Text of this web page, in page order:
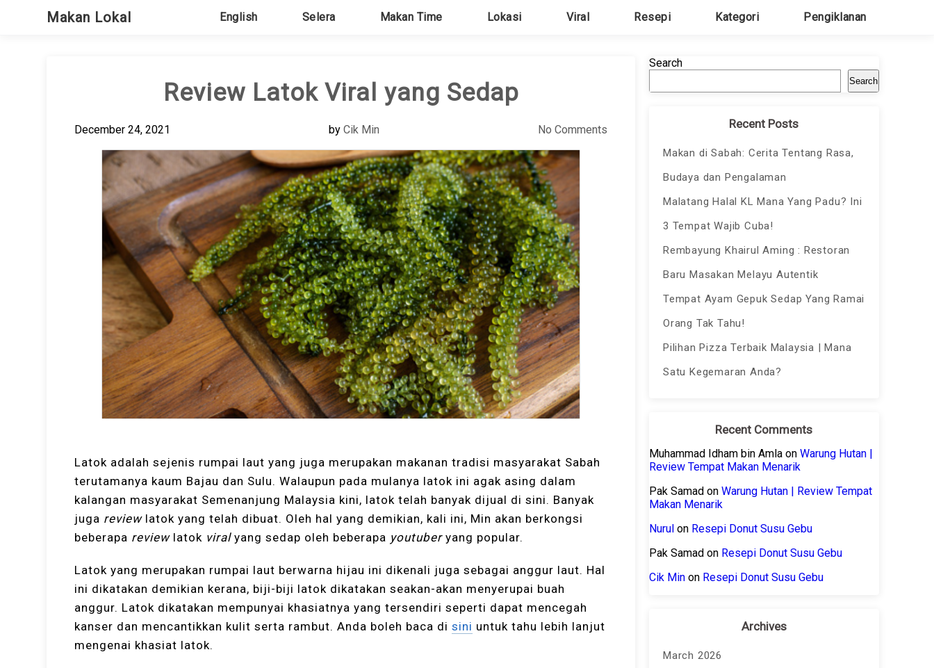
Makan Lokal English Selera Makan Time Lokasi Viral Resepi Kategori Pengiklanan
Review Latok Viral yang Sedap
December 24, 2021 byCik Min No Comments
Latok adalah sejenis rumpai laut yang juga merupakan makanan tradisi masyarakat Sabah
terutamanya kaum Bajau dan Sulu. Walaupun pada mulanya latok ini agak asing dalam
kalangan masyarakat Semenanjung Malaysia kini, latok telah banyak dijual di sini. Banyak
juga review latok yang telah dibuat. Oleh hal yang demikian, kali ini, Min akan berkongsi
beberapa review latok viralyang sedap oleh beberapa youtuberyang popular.
Latok yang merupakan rumpai laut berwarna hijau ini dikenali juga sebagai anggur laut. Hal
ini dikatakan demikian kerana, biji-biji latok dikatakan seakan-akan menyerupai buah
anggur. Latok dikatakan mempunyai khasiatnya yang tersendiri seperti dapat mencegah
kanser dan mencantikkan kulit serta rambut. Anda boleh baca disini untuk tahu lebih lanjut
mengenai khasiat latok.
Search
Search
Recent Posts
Makan di Sabah: Cerita Tentang Rasa,
Budaya dan Pengalaman
Malatang Halal KL Mana Yang Padu? Ini
3 Tempat Wajib Cuba!
Rembayung Khairul Aming : Restoran
Baru Masakan Melayu Autentik
Tempat Ayam Gepuk Sedap Yang Ramai
Orang Tak Tahu!
Pilihan Pizza Terbaik Malaysia | Mana
Satu Kegemaran Anda?
Recent Comments
Muhammad Idham bin Amlaon Warung Hutan |
Review Tempat Makan Menarik
Pak Samadon Warung Hutan | Review Tempat
Makan Menarik
Nurulon Resepi Donut Susu Gebu
Pak Samadon Resepi Donut Susu Gebu
Cik Minon Resepi Donut Susu Gebu
Archives
March 2026